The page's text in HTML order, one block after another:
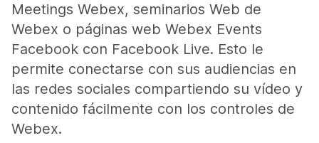
Meetings Webex, seminarios Web de
Webex o páginas web Webex Events
Facebook con Facebook Live. Esto le
permite conectarse con sus audiencias en
las redes sociales compartiendo su vídeo y
contenido fácilmente con los controles de
Webex.